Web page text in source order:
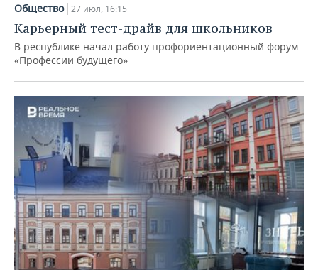
Общество 27 июл, 16:15
Карьерный тест-драйв для школьников
В республике начал работу профориентационный форум
«Профессии будущего»